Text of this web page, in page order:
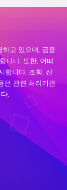
고 있으며, 금융
니다. 또한, 어떠
합니다. 조회, 신
은 관련 처리기관
.